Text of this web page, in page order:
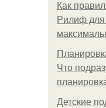
Как
Рилиф для
Что
Детские